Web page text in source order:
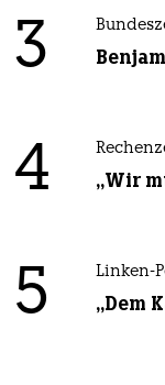
3
4 „Wir
5 Linken-
„Dem